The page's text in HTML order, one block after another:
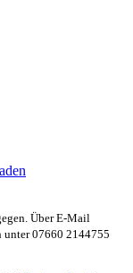
Über E-Mail
unter 07660 2144755